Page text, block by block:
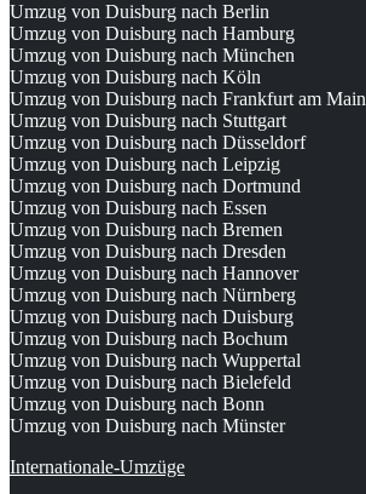
Umzug von Duisburg nach Berlin
Umzug von Duisburg nach Hamburg
Umzug von Duisburg nach München
Umzug von Duisburg nach Köln
Umzug von Duisburg nach Frankfurt am Main
Umzug von Duisburg nach Stuttgart
Umzug von Duisburg nach Düsseldorf
Umzug von Duisburg nach Leipzig
Umzug von Duisburg nach Dortmund
Umzug von Duisburg nach Essen
Umzug von Duisburg nach Bremen
Umzug von Duisburg nach Dresden
Umzug von Duisburg nach Hannover
Umzug von Duisburg nach Nürnberg
Umzug von Duisburg nach Duisburg
Umzug von Duisburg nach Bochum
Umzug von Duisburg nach Wuppertal
Umzug von Duisburg nach Bielefeld
Umzug von Duisburg nach Bonn
Umzug von Duisburg nach Münster
Internationale-Umzüge